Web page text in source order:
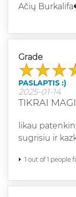
Ačių
Grade
PASLAPTIS :)
2025-01-14
TIKRAI
likau
sugrisiu ir
1 out of 1 people